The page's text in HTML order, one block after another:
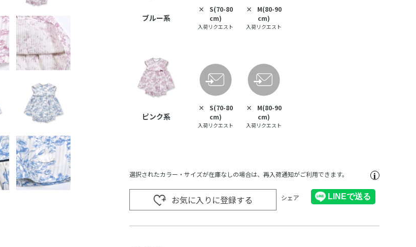
ブルー系
×
S(70-80
cm)
入荷リクエスト
×
M(80-90
cm)
入荷リクエスト
ピンク系
×
S(70-80
cm)
入荷リクエスト
×
M(80-90
cm)
入荷リクエスト
選択されたカラー・サイズが在庫なしの場合は、再入荷通知がご利用できます。
お気に入りに登録する シェア